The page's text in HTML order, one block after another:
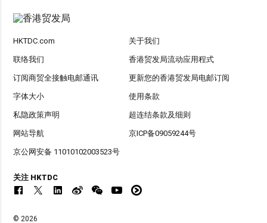
HKTDC.com 关于我们
联络我们 香港贸发局流动应用程式
订阅商贸全接触电邮通讯 更新您的香港贸发局电邮订阅
字体大小 使用条款
私隐政策声明 超连结条款及细则
网站导航 京ICP备09059244号
京公网安备 11010102003523号
关注 HKTDC
© 2026